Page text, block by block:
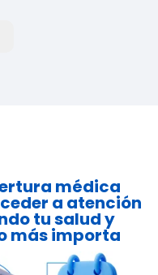
médica
a atención
tu salud y
más importa